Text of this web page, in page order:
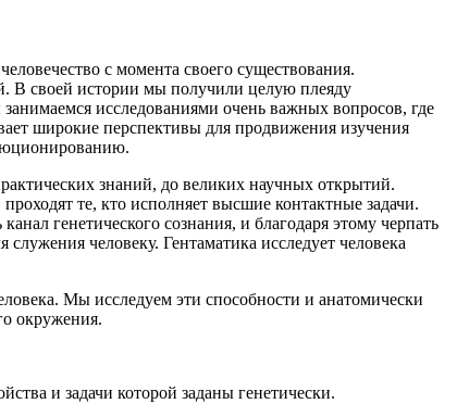
с момента своего существования.
В своей истории мы получили целую плеяду
исследованиями очень важных вопросов, где
широкие перспективы для продвижения изучения
знаний, до великих научных открытий.
те, кто исполняет высшие контактные задачи.
генетического сознания, и благодаря этому черпать
человеку. Гентаматика исследует человека
Мы исследуем эти способности и анатомически
окружения.
и задачи которой заданы генетически.